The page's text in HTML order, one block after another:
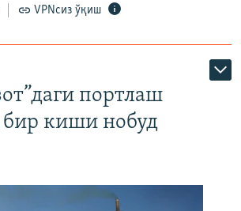
VPNсиз ўқиш
портлаш
бир киши нобуд